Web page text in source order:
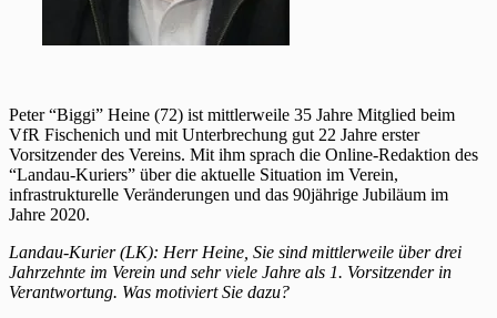
Peter “Biggi” Heine (72) ist mittlerweile 35 Jahre Mitglied beim
VfR Fischenich und mit Unterbrechung gut 22 Jahre erster
Vorsitzender des Vereins. Mit ihm sprach die Online-Redaktion des
“Landau-Kuriers” über die aktuelle Situation im Verein,
infrastrukturelle Veränderungen und das 90jährige Jubiläum im
Jahre 2020.
Landau-Kurier (LK): Herr Heine, Sie sind mittlerweile über drei
Jahrzehnte im Verein und sehr viele Jahre als 1. Vorsitzender in
Verantwortung. Was motiviert Sie dazu?